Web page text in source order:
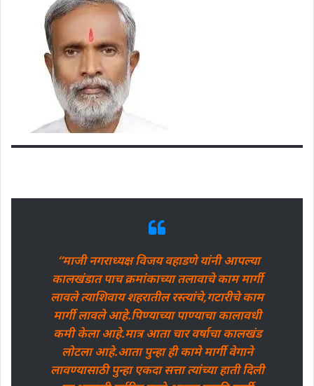
“माजी नगराध्यक्ष विजय वहाडणे यांनी आपल्या
कालखंडात पाच क्रमांकाच्या तलावाचे काम मार्गी
लावले त्याशिवाय शहरातील रस्त्यांचे,गटारीचे काम
मार्गी लावले आहे.पिण्याच्या पाण्याचा कालावधी
कमी केला आहे.मात्र आता चार वर्षाचा कालखंड
लोटला आहे.आता पुन्हा ही कामे मार्गी वेगाने
लावण्यासाठी पुन्हा एकदा सत्ता त्यांच्या हाती दिली